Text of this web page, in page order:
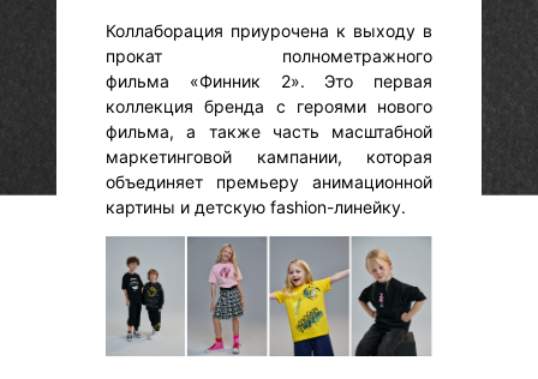
Коллаборация приурочена к выходу в
прокат полнометражного
фильма «Финник 2». Это первая
коллекция бренда с героями нового
фильма, а также часть масштабной
маркетинговой кампании, которая
объединяет премьеру анимационной
картины и детскую fashion-линейку.